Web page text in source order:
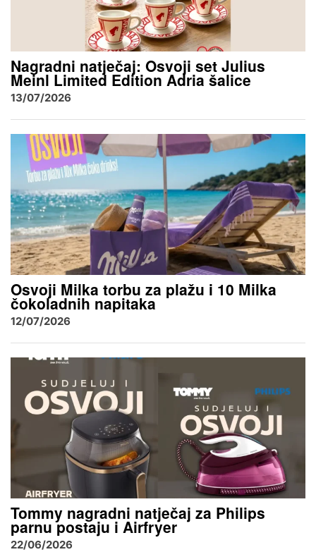
Nagradni natječaj: Osvoji set Julius
Meinl Limited Edition Adria šalice
13/07/2026
Osvoji Milka torbu za plažu i 10 Milka
čokoladnih napitaka
12/07/2026
Tommy nagradni natječaj za Philips
parnu postaju i Airfryer
22/06/2026